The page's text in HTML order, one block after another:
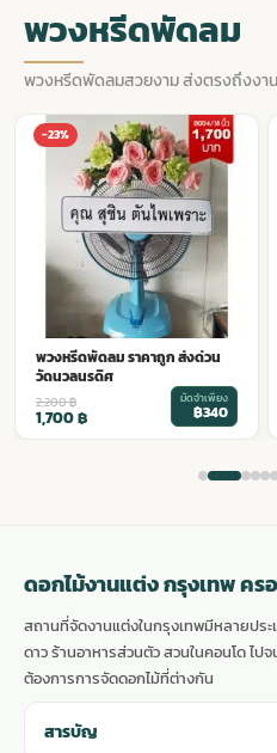
พวงหรีดพัดลม
พวงหรีดพัดลมสวยงาม ส่งตรงถึงงาน
-17%
พวงหรีดพัดลม ราคาถูก ส่งด่วน
วัดทองนพคุณ
2,300฿
1,900฿
มัดจำเพียง
฿380
ดอกไม้งานแต่ง กรุงเทพ ค
สถานที่จัดงานแต่งในกรุงเทพมีหลายปร
ดาว ร้านอาหารส่วนตัว สวนในคอนโด ไ
ต้องการการจัดดอกไม้ที่ต่างกัน
สารบัญ